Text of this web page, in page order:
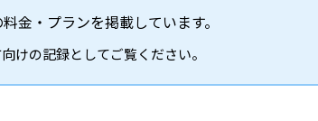
金・プランを掲載しています。
けの記録としてご覧ください。